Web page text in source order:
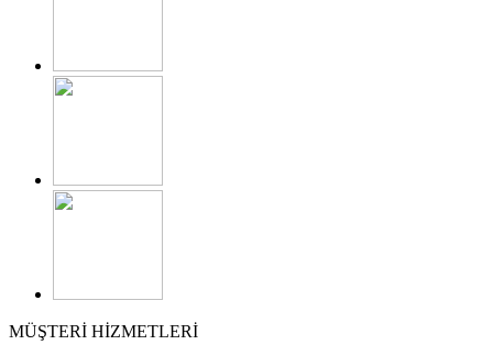
MÜŞTERİ HİZMETLERİ